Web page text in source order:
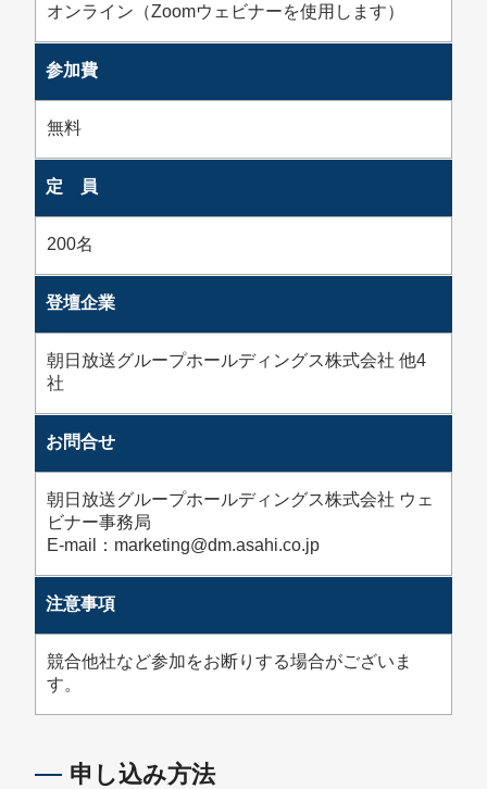
オンライン（Zoomウェビナーを使用します）
参加費
無料
定 員
200名
登壇企業
朝日放送グループホールディングス株式会社 他4
社
お問合せ
朝日放送グループホールディングス株式会社 ウェ
ビナー事務局
E-mail：marketing@dm.asahi.co.jp
注意事項
競合他社など参加をお断りする場合がございま
す。
申し込み方法